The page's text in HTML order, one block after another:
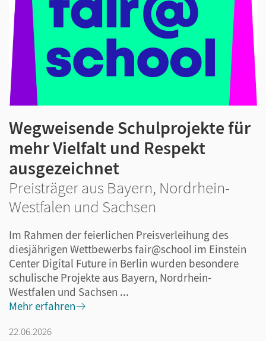
Wegweisende Schulprojekte für
mehr Vielfalt und Respekt
ausgezeichnet
Preisträger aus Bayern, Nordrhein-
Westfalen und Sachsen
Im Rahmen der feierlichen Preisverleihung des
diesjährigen Wettbewerbs fair@school im Einstein
Center Digital Future in Berlin wurden besondere
schulische Projekte aus Bayern, Nordrhein-
Westfalen und Sachsen ...
Mehr erfahren
22.06.2026